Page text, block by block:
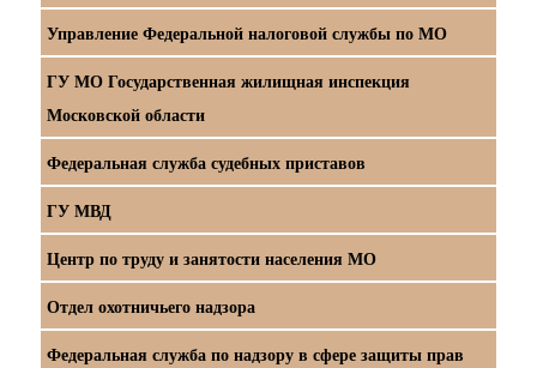
Управление Федеральной налоговой службы по МО
ГУ МО Государственная жилищная инспекция
Московской области
Федеральная служба судебных приставов
ГУ МВД
Центр по труду и занятости населения МО
Отдел охотничьего надзора
Федеральная служба по надзору в сфере защиты прав